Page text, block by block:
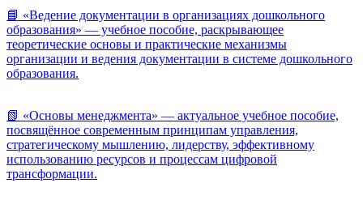
📘 «Ведение документации в организациях дошкольного
образования» — учебное пособие, раскрывающее
теоретические основы и практические механизмы
организации и ведения документации в системе дошкольного
образования.
📗 «Основы менеджмента» — актуальное учебное пособие,
посвящённое современным принципам управления,
стратегическому мышлению, лидерству, эффективному
использованию ресурсов и процессам цифровой
трансформации.